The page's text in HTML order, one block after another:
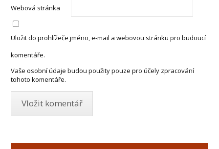
Webová stránka
Uložit do prohlížeče jméno, e-mail a webovou stránku pro budoucí
komentáře.
Vaše osobní údaje budou použity pouze pro účely zpracování
tohoto komentáře.